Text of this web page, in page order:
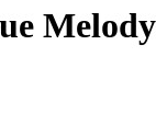
Melody